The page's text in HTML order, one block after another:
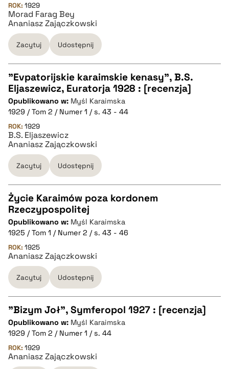
pobierz cytat
BIBTEX
pobierz cytat
ROK: 1929
Morad Farag Bey
Ananiasz Zajączkowski
Zacytuj Udostępnij
CZYSTY TEKST
pobierz cytat
BIBTEX
pobierz cytat
"Evpatorijskie karaimskie kenasy", B.S.
Eljaszewicz, Euratorja 1928 : [recenzja]
Opublikowano w: Myśl Karaimska
1929 / Tom 2 / Numer 1 / s. 43 - 44
ROK: 1929
B.S. Eljaszewicz
Ananiasz Zajączkowski
Zacytuj Udostępnij
CZYSTY TEKST
pobierz cytat
BIBTEX
pobierz cytat
Życie Karaimów poza kordonem
Rzeczypospolitej
Opublikowano w: Myśl Karaimska
1925 / Tom 1 / Numer 2 / s. 43 - 46
ROK: 1925
Ananiasz Zajączkowski
Zacytuj Udostępnij
CZYSTY TEKST
pobierz cytat
"Bizym Joł", Symferopol 1927 : [recenzja]
Opublikowano w: Myśl Karaimska
1929 / Tom 2 / Numer 1 / s. 44
ROK: 1929
Ananiasz Zajączkowski